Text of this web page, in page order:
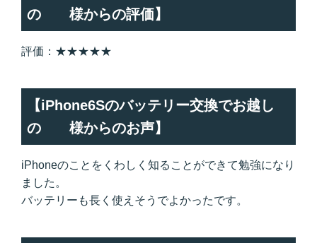
の 様からの評価】
評価：★★★★★
【iPhone6Sのバッテリー交換でお越し
の 様からのお声】
iPhoneのことをくわしく知ることができて勉強になり
ました。
バッテリーも長く使えそうでよかったです。